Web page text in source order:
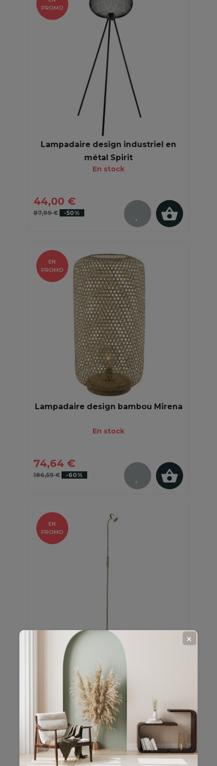
Lampadaire design industriel en
métal Spirit
En stock
44,00 €
87,99 € -50%
PROMO
Lampadaire design bambou Mirena
En stock
74,64 €
186,59 € -60%
EN
PROMO
Lampadaire LED design Rodrik - H.
162 cm - Argent mat
En stock
44,48 €
111,19 € -60%
EN
PROMO
✕